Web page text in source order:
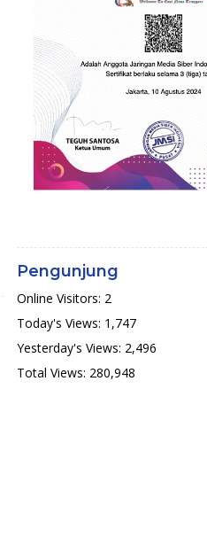
Pengunjung
Online Visitors: 2
Today's Views: 1,747
Yesterday's Views: 2,496
Total Views: 280,948